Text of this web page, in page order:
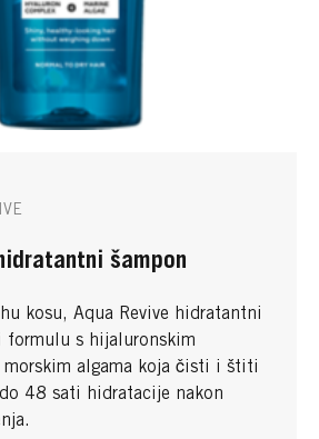
šampon
kosu, Aqua Revive hidratantni
formulu s hijaluronskim
morskim algama koja čisti i štiti
48 sati hidratacije nakon